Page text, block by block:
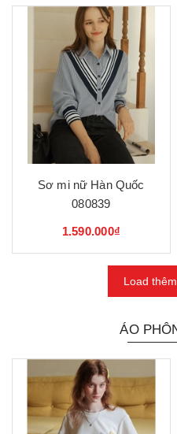
Sơ mi nữ Hàn Quốc
080839
1.590.000₫
Load
ÁO